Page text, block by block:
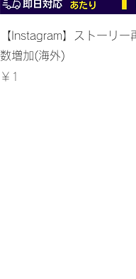
クイックビュー
【Instagram】ストーリー
数増加(海外)
価格
￥1